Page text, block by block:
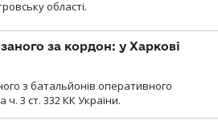
області.
за кордон: у Харкові
з батальйонів оперативного
ч. 3 ст. 332 КК України.